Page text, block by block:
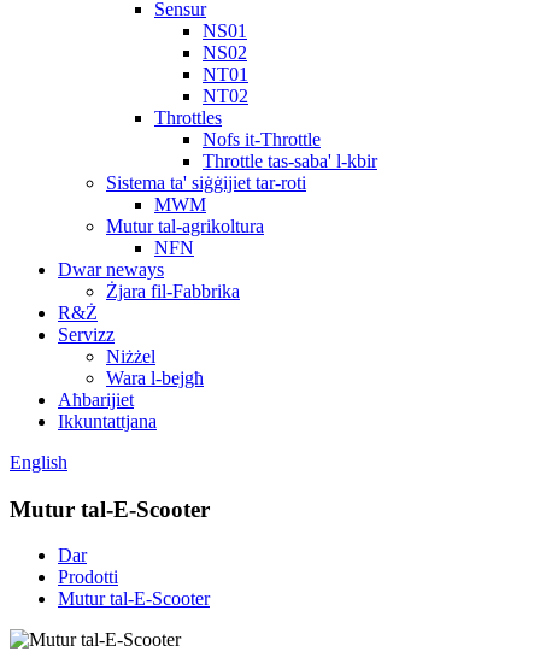
Sensur
NS01
NS02
NT01
NT02
Throttles
Nofs it-Throttle
Throttle tas-saba' l-kbir
Sistema ta' siġġijiet tar-roti
MWM
Mutur tal-agrikoltura
NFN
Dwar neways
Żjara fil-Fabbrika
R&Ż
Servizz
Niżżel
Wara l-bejgħ
Aħbarijiet
Ikkuntattjana
English
Mutur tal-E-Scooter
Dar
Prodotti
Mutur tal-E-Scooter